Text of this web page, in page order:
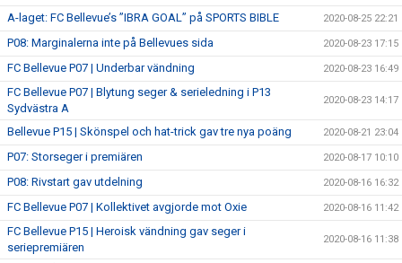
A-laget: FC Bellevue’s ”IBRA GOAL” på SPORTS BIBLE 2020-08-25 22:21
P08: Marginalerna inte på Bellevues sida 2020-08-23 17:15
FC Bellevue P07 | Underbar vändning 2020-08-23 16:49
FC Bellevue P07 | Blytung seger & serieledning i P13
Sydvästra A
2020-08-23 14:17
Bellevue P15 | Skönspel och hat-trick gav tre nya poäng 2020-08-21 23:04
P07: Storseger i premiären 2020-08-17 10:10
P08: Rivstart gav utdelning 2020-08-16 16:32
FC Bellevue P07 | Kollektivet avgjorde mot Oxie 2020-08-16 11:42
FC Bellevue P15 | Heroisk vändning gav seger i
seriepremiären
2020-08-16 11:38